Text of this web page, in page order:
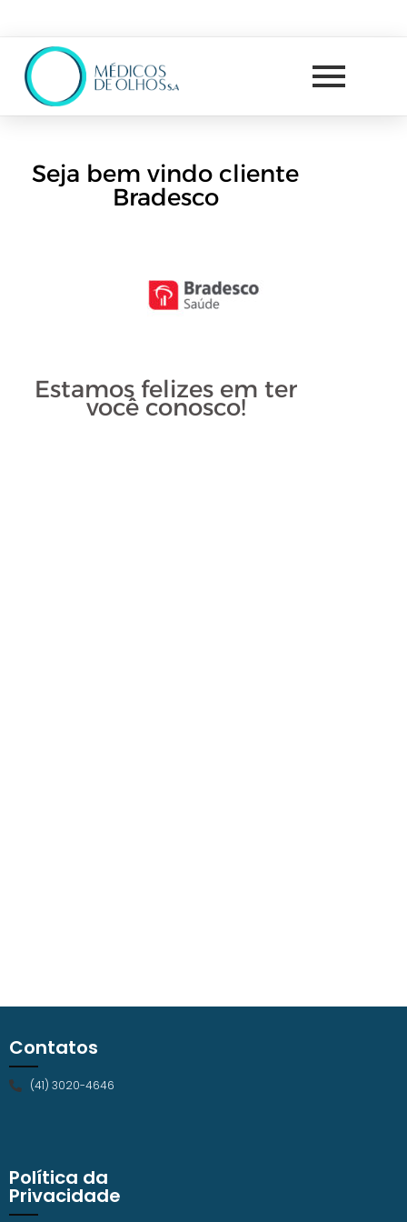
Seja bem vindo cliente
Bradesco
Estamos felizes em ter
você conosco!
Política da
Privacidade
Contatos
(41) 3020-4646